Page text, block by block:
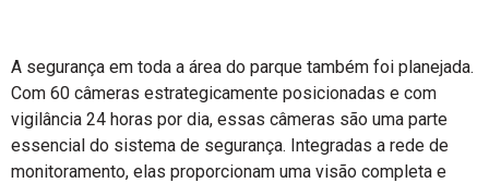
A segurança em toda a área do parque também foi planejada.
Com 60 câmeras estrategicamente posicionadas e com
vigilância 24 horas por dia, essas câmeras são uma parte
essencial do sistema de segurança. Integradas a rede de
monitoramento, elas proporcionam uma visão completa e